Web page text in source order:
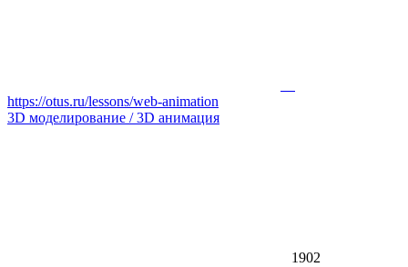
https://otus.ru/lessons/web-animation
3D моделирование / 3D анимация
1902